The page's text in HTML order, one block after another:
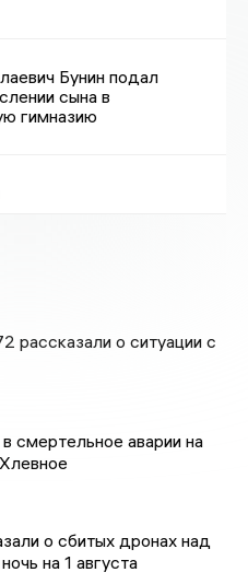
Бунин подал
сына в
гимназию
рассказали о ситуации с
смертельное аварии на
о сбитых дронах над
на 1 августа